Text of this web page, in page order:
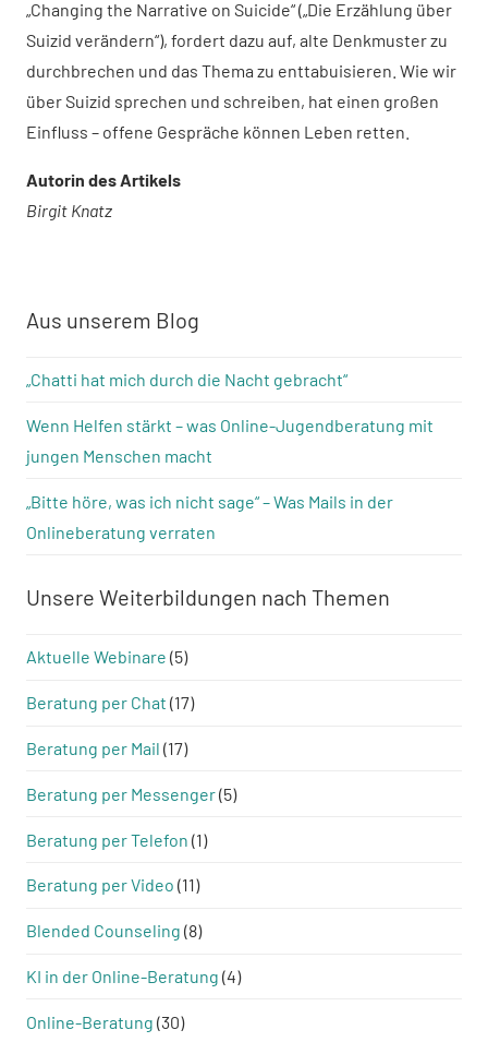
„Changing the Narrative on Suicide“ („Die Erzählung über
Suizid verändern“), fordert dazu auf, alte Denkmuster zu
durchbrechen und das Thema zu enttabuisieren. Wie wir
über Suizid sprechen und schreiben, hat einen großen
Einfluss – offene Gespräche können Leben retten.
Autorin des Artikels
Birgit Knatz
Aus unserem Blog
„Chatti hat mich durch die Nacht gebracht“
Wenn Helfen stärkt – was Online-Jugendberatung mit
jungen Menschen macht
„Bitte höre, was ich nicht sage“ – Was Mails in der
Onlineberatung verraten
Unsere Weiterbildungen nach Themen
Aktuelle Webinare (5)
Beratung per Chat (17)
Beratung per Mail (17)
Beratung per Messenger(5)
Beratung per Telefon (1)
Beratung per Video (11)
Blended Counseling (8)
KI in der Online-Beratung (4)
Online-Beratung (30)